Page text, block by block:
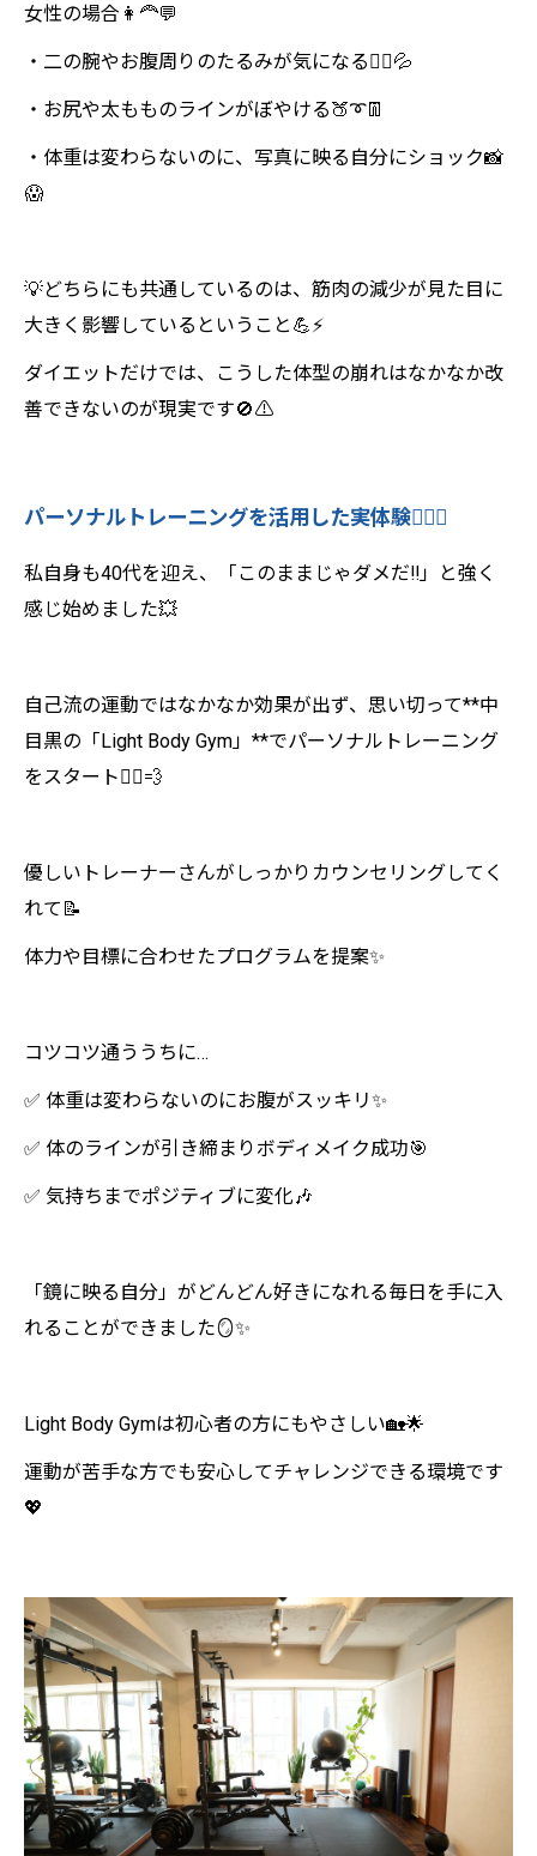
女性の場合👩‍🦰💬
・二の腕やお腹周りのたるみが気になる🙋‍♀️💦
・お尻や太もものラインがぼやける🍑➰👖
・体重は変わらないのに、写真に映る自分にショック📸
😱
💡どちらにも共通しているのは、筋肉の減少が見た目に
大きく影響しているということ💪⚡️
ダイエットだけでは、こうした体型の崩れはなかなか改
善できないのが現実です🚫⚠️
パーソナルトレーニングを活用した実体験🏋️‍♀️✨
私自身も40代を迎え、「このままじゃダメだ‼️」と強く
感じ始めました💥
自己流の運動ではなかなか効果が出ず、思い切って**中
目黒の「Light Body Gym」**でパーソナルトレーニング
をスタート🏃‍♀️💨
優しいトレーナーさんがしっかりカウンセリングしてく
れて📝
体力や目標に合わせたプログラムを提案✨
コツコツ通ううちに…
✅ 体重は変わらないのにお腹がスッキリ✨
✅ 体のラインが引き締まりボディメイク成功🎯
✅ 気持ちまでポジティブに変化🎶
「鏡に映る自分」がどんどん好きになれる毎日を手に入
れることができました🪞✨
Light Body Gymは初心者の方にもやさしい🏡🌟
運動が苦手な方でも安心してチャレンジできる環境です
💖